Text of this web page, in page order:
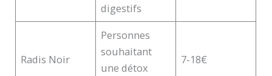
digestifs
Radis Noir
Personnes
souhaitant
une détox
7-18€